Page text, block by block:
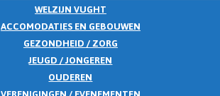
WELZIJN VUGHT
ACCOMODATIES EN GEBOUWEN
GEZONDHEID / ZORG
JEUGD / JONGEREN
OUDEREN